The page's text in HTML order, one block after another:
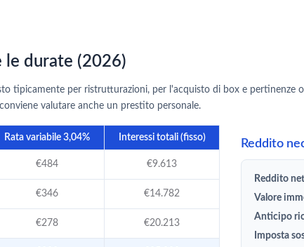
durate (2026)
tipicamente per ristrutturazioni, per l'acquisto di box e
valutare anche un prestito personale.
Rata variabile 3,04% Interessi totali (fisso)
€484 €9.613
€346 €14.782
€278 €20.213
Reddito
Reddito
Valore
Anticipo
Imposta